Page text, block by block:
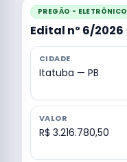
PREGÃO - ELETRÔNICO
Edital nº 6/2026
CIDADE
Itatuba — PB
VALOR
R$ 3.216.780,50